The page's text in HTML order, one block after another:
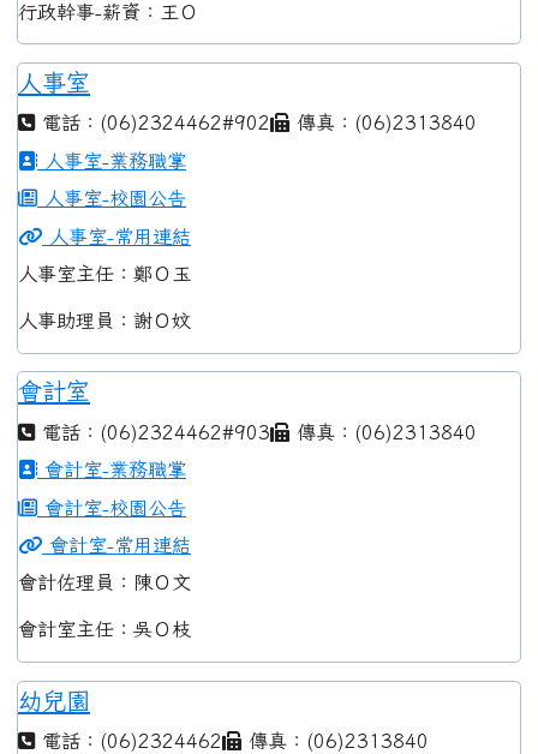
行政幹事-薪資：王Ｏ
人事室
電話：(06)2324462#902
傳真：(06)2313840
人事室-業務職掌
人事室-校園公告
人事室-常用連結
人事室主任：鄭Ｏ玉
人事助理員：謝Ｏ妏
會計室
電話：(06)2324462#903
傳真：(06)2313840
會計室-業務職掌
會計室-校園公告
會計室-常用連結
會計佐理員：陳Ｏ文
會計室主任：吳Ｏ枝
幼兒園
電話：(06)2324462
傳真：(06)2313840